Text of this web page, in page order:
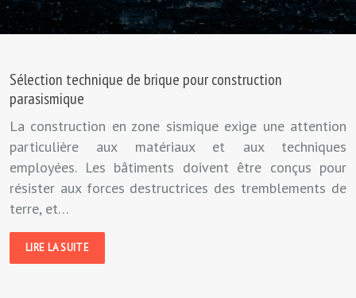
Sélection technique de brique pour construction
parasismique
La construction en zone sismique exige une attention
particulière aux matériaux et aux techniques
employées. Les bâtiments doivent être conçus pour
résister aux forces destructrices des tremblements de
terre, et…
LIRE LA SUITE